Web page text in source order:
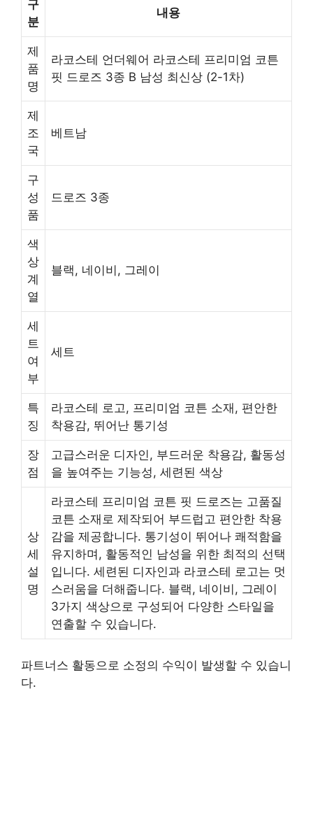
구
분
내용
제
품
명
라코스테 언더웨어 라코스테 프리미엄 코튼
핏 드로즈 3종 B 남성 최신상 (2-1차)
제
조
국
베트남
구
성
품
드로즈 3종
색
상
계
열
블랙, 네이비, 그레이
세
트
여
부
세트
특
징
라코스테 로고, 프리미엄 코튼 소재, 편안한
착용감, 뛰어난 통기성
장
점
고급스러운 디자인, 부드러운 착용감, 활동성
을 높여주는 기능성, 세련된 색상
상
세
설
명
라코스테 프리미엄 코튼 핏 드로즈는 고품질
코튼 소재로 제작되어 부드럽고 편안한 착용
감을 제공합니다. 통기성이 뛰어나 쾌적함을
유지하며, 활동적인 남성을 위한 최적의 선택
입니다. 세련된 디자인과 라코스테 로고는 멋
스러움을 더해줍니다. 블랙, 네이비, 그레이
3가지 색상으로 구성되어 다양한 스타일을
연출할 수 있습니다.
파트너스 활동으로 소정의 수익이 발생할 수 있습니
다.